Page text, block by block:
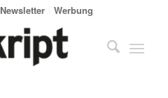
Newsletter Werbung